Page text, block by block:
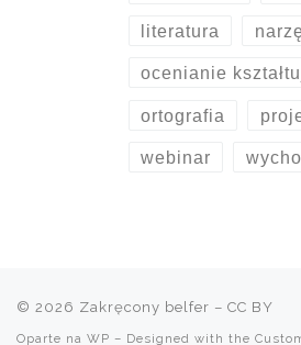
literatura
ocenianie
ortografia
webinar
© 2026 Zakręcony belfer – CC BY
Oparte na WP – Designed with the